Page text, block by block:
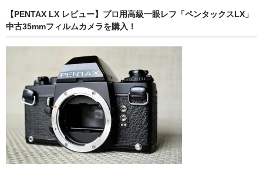
【PENTAX LX レビュー】プロ用高級一眼レフ「ペンタックスLX」
中古35mmフィルムカメラを購入！